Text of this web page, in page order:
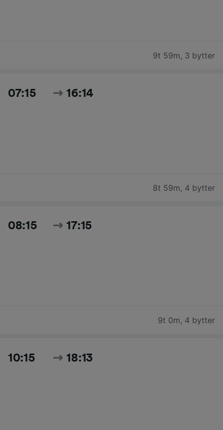
9t 59m, 3 bytter
07:15 16:14
8t 59m, 4 bytter
08:15 17:15
9t 0m, 4 bytter
10:15 18:13